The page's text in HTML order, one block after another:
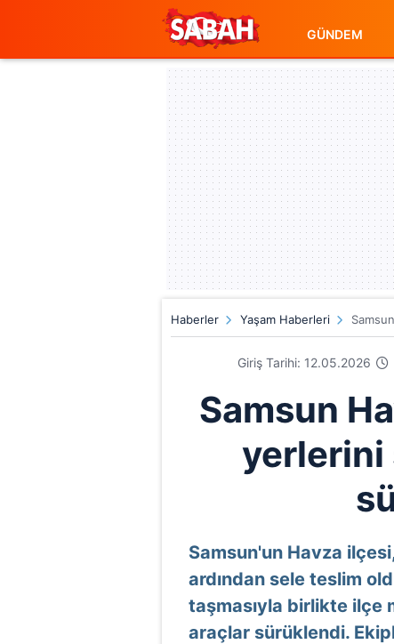
GÜNDEM
Haberler Yaşam Haberleri
Giriş Tarihi: 12.05.2026
Samsun
yerlerini
Samsun'un Havza
ardından sele teslim
taşmasıyla birlikte ilçe
araçlar sürüklendi.